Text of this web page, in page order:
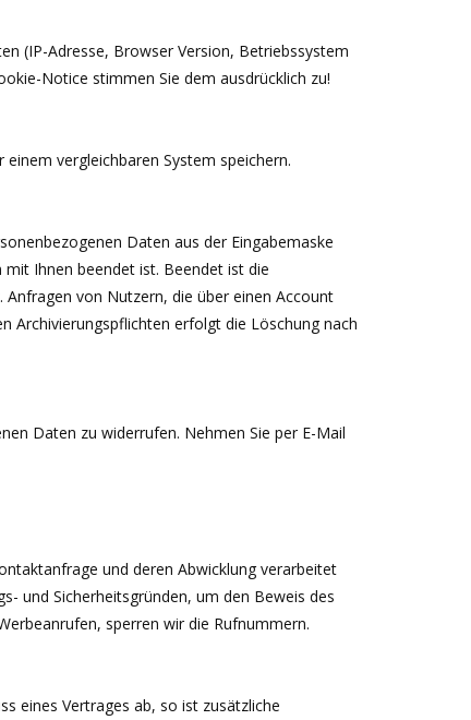
(IP-Adresse, Browser Version, Betriebssystem
Notice stimmen Sie dem ausdrücklich zu!
vergleichbaren System speichern.
Daten aus der Eingabemaske
Ihnen beendet ist. Beendet ist die
von Nutzern, die über einen Account
Archivierungspflichten erfolgt die Löschung nach
Daten zu widerrufen. Nehmen Sie per E-Mail
und deren Abwicklung verarbeitet
und Sicherheitsgründen, um den Beweis des
sperren wir die Rufnummern.
eines Vertrages ab, so ist zusätzliche